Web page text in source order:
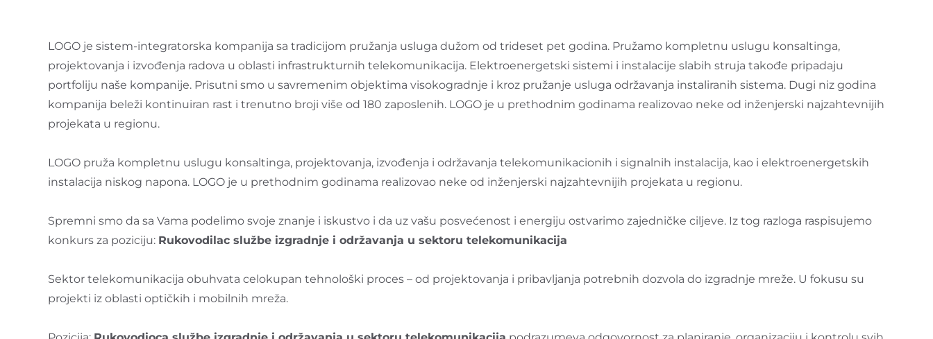
LOGO je sistem-integratorska kompanija sa tradicijom pružanja usluga dužom od trideset pet godina. Pružamo kompletnu uslugu konsaltinga,
projektovanja i izvođenja radova u oblasti infrastrukturnih telekomunikacija. Elektroenergetski sistemi i instalacije slabih struja takođe pripadaju
portfoliju naše kompanije. Prisutni smo u savremenim objektima visokogradnje i kroz pružanje usluga održavanja instaliranih sistema. Dugi niz godina
kompanija beleži kontinuiran rast i trenutno broji više od 180 zaposlenih. LOGO je u prethodnim godinama realizovao neke od inženjerski najzahtevnijih
projekata u regionu.
LOGO pruža kompletnu uslugu konsaltinga, projektovanja, izvođenja i održavanja telekomunikacionih i signalnih instalacija, kao i elektroenergetskih
instalacija niskog napona. LOGO je u prethodnim godinama realizovao neke od inženjerski najzahtevnijih projekata u regionu.
Spremni smo da sa Vama podelimo svoje znanje i iskustvo i da uz vašu posvećenost i energiju ostvarimo zajedničke ciljeve. Iz tog razloga raspisujemo
konkurs za poziciju: Rukovodilac službe izgradnje i održavanja u sektoru telekomunikacija
Sektor telekomunikacija obuhvata celokupan tehnološki proces – od projektovanja i pribavljanja potrebnih dozvola do izgradnje mreže. U fokusu su
projekti iz oblasti optičkih i mobilnih mreža.